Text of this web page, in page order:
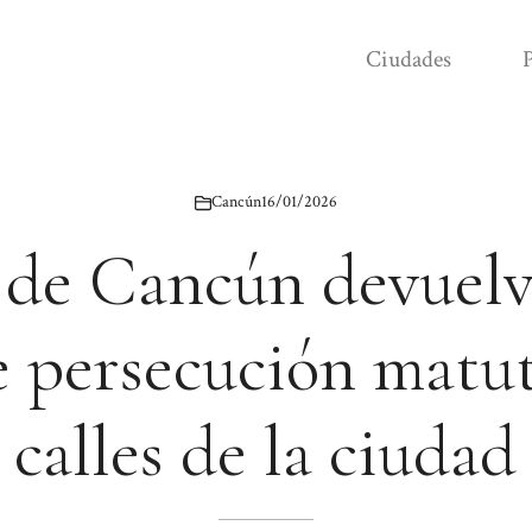
Ciudades
Cancún16/01/2026
Cancún
persecución
calles de la ciudad